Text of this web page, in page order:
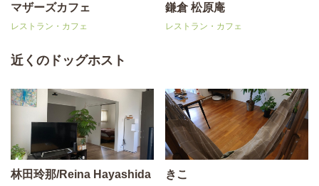
マザーズカフェ
レストラン・カフェ
鎌倉 松原庵
レストラン・カフェ
近くのドッグホスト
林田玲那/Reina Hayashida きこ